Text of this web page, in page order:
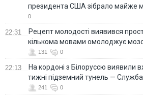
президента США зібрало майже
0
22:31
Рецепт молодості виявився
кількома мовами омолоджує
131 0
22:13
На кордоні з Білоруссю виявили
тижні підземний тунель —
241 0